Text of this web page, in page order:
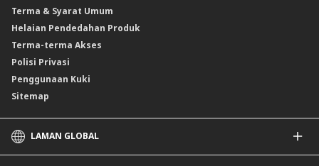
Instrumen Deposit Boleh Niaga
Unit Amanah Harga Berubah ASNB
Terma & Syarat Umum
Helaian Pendedahan Produk
Terma-terma Akses
Polisi Privasi
Penggunaan Kuki
Sitemap
LAMAN GLOBAL